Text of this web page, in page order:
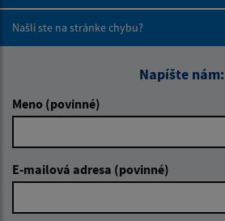
Našli ste na stránke chybu?
Napíšte nám:
Meno (povinné)
E-mailová adresa (povinné)